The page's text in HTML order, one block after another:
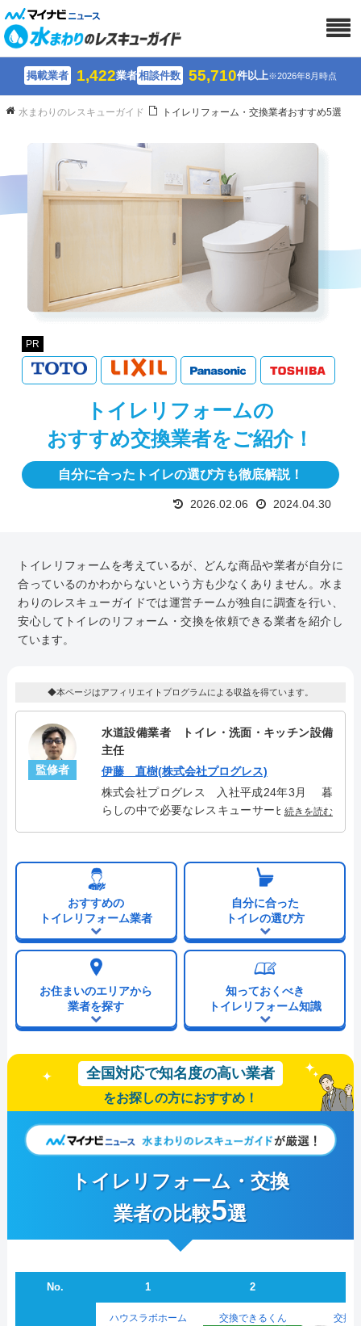
掲載業者 1,422業者相談件数 55,710件以上※2026年8月時点
水まわりのレスキューガイド トイレリフォーム・交換業者おすすめ5選
PR
トイレリフォームの
おすすめ交換業者をご紹介！
自分に合ったトイレの選び方も徹底解説！
2026.02.06 2024.04.30
トイレリフォームを考えているが、どんな商品や業者が自分に
合っているのかわからないという方も少なくありません。水ま
わりのレスキューガイドでは運営チームが独自に調査を行い、
安心してトイレのリフォーム・交換を依頼できる業者を紹介し
ています。
◆本ページはアフィリエイトプログラムによる収益を得ています。
監修者
水道設備業者 トイレ・洗面・キッチン設備
主任
伊藤 直樹(株式会社プログレス)
株式会社プログレス 入社平成24年3月 暮
らしの中で必要なレスキューサービスを提供
に8年従事し、累計3000件のトイレ・洗面・
キッチン関連のトラブルを解決。多くのお客
様に信頼される「トイレ・洗面・キッチン」
のスペシャリスト。
続きを読む
おすすめの
トイレリフォーム業者
自分に合った
トイレの選び方
お住まいのエリアから
業者を探す
知っておくべき
トイレリフォーム知識
全国対応で知名度の高い業者
をお探しの方におすすめ！
トイレリフォーム・交換
業者の比較5選
No. 1 2
ハウスラボホーム 交換できるくん 交換